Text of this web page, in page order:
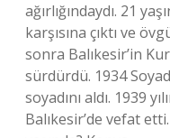
ağırlığındaydı. 21
karşısına çıktı ve
sonra Balıkesir’in
sürdürdü. 1934
soyadını aldı. 1939
Balıkesir’de vefat